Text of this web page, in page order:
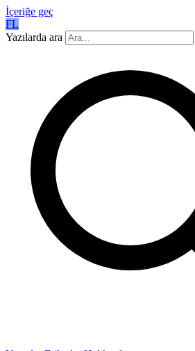
İçeriğe geç
FL
Yazılarda ara